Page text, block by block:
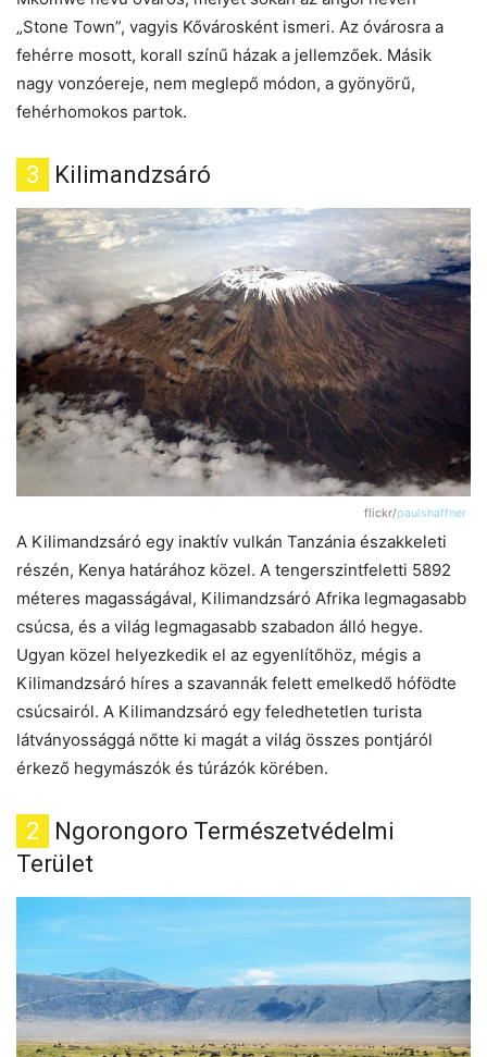
„Stone Town”, vagyis Kővárosként ismeri. Az óvárosra a
fehérre mosott, korall színű házak a jellemzőek. Másik
nagy vonzóereje, nem meglepő módon, a gyönyörű,
fehérhomokos partok.
3 Kilimandzsáró
flickr/paulshaffner
A Kilimandzsáró egy inaktív vulkán Tanzánia északkeleti
részén, Kenya határához közel. A tengerszintfeletti 5892
méteres magasságával, Kilimandzsáró Afrika legmagasabb
csúcsa, és a világ legmagasabb szabadon álló hegye.
Ugyan közel helyezkedik el az egyenlítőhöz, mégis a
Kilimandzsáró híres a szavannák felett emelkedő hófödte
csúcsairól. A Kilimandzsáró egy feledhetetlen turista
látványossággá nőtte ki magát a világ összes pontjáról
érkező hegymászók és túrázók körében.
2
Ngorongoro Természetvédelmi
Terület